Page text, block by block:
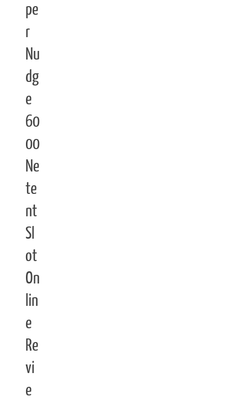
pe
r
Nu
dg
e
60
00
Ne
te
nt
Sl
ot
On
lin
e
Re
vi
e